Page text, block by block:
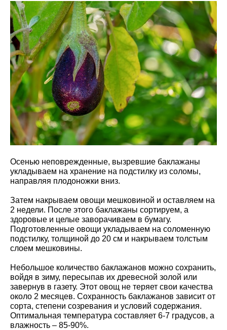
Осенью неповрежденные, вызревшие баклажаны
укладываем на хранение на подстилку из соломы,
направляя плодоножки вниз.
Затем накрываем овощи мешковиной и оставляем на
2 недели. После этого баклажаны сортируем, а
здоровые и целые заворачиваем в бумагу.
Подготовленные овощи укладываем на соломенную
подстилку, толщиной до 20 см и накрываем толстым
слоем мешковины.
Небольшое количество баклажанов можно сохранить,
войдя в зиму, пересыпав их древесной золой или
завернув в газету. Этот овощ не теряет свои качества
около 2 месяцев. Сохранность баклажанов зависит от
сорта, степени созревания и условий содержания.
Оптимальная температура составляет 6-7 градусов, а
влажность – 85-90%.